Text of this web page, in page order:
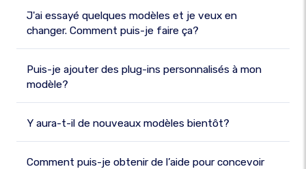
J'ai essayé quelques modèles et je veux en
changer. Comment puis-je faire ça?
Puis-je ajouter des plug-ins personnalisés à mon
modèle?
Y aura-t-il de nouveaux modèles bientôt?
Comment puis-je obtenir de l’aide pour concevoir